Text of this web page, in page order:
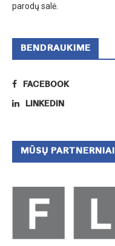
parodų salė.
BENDRAUKIME
FACEBOOK
LINKEDIN
MŪSŲ PARTNERNIAI